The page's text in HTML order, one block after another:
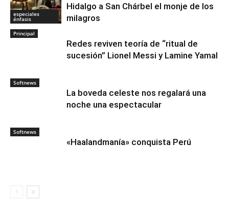
especiales
énfasis
Hidalgo a San Chárbel el monje de los
milagros
Principal
Redes reviven teoría de “ritual de
sucesión” Lionel Messi y Lamine Yamal
Softnews
La boveda celeste nos regalará una
noche una espectacular
Softnews
«Haalandmanía» conquista Perú